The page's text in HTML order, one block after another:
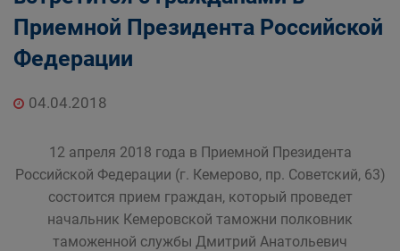
Приемной Президента Российской
Федерации
04.04.2018
12 апреля 2018 года в Приемной Президента
Российской Федерации (г. Кемерово, пр. Советский, 63)
состоится прием граждан, который проведет
начальник Кемеровской таможни полковник
таможенной службы Дмитрий Анатольевич